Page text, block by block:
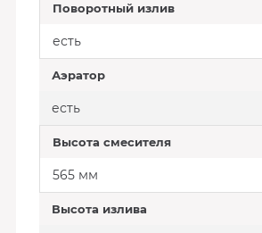
Поворотный излив
есть
Аэратор
есть
Высота смесителя
565 мм
Высота излива